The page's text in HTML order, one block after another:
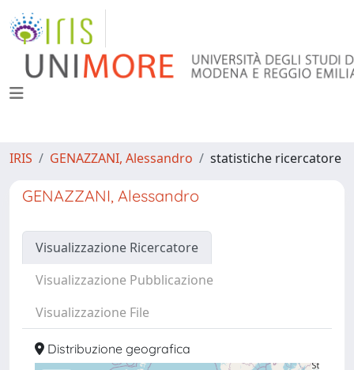
IRIS GENAZZANI, Alessandro statistiche ricercatore
GENAZZANI, Alessandro
Visualizzazione Ricercatore
Visualizzazione Pubblicazione
Visualizzazione File
Distribuzione geografica